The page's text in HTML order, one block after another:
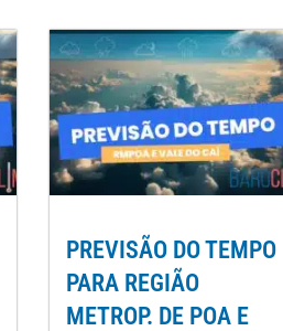
PREVISÃO DO TEMPO
PARA REGIÃO
METROP. DE POA E